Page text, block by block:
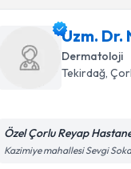
Uzm. Dr.
Dermatoloji
Tekirdağ,
Özel Çorlu Reyap
Kazimiye mahallesi Sevgi